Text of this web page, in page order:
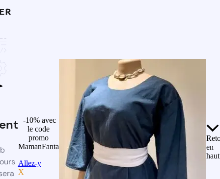
-10% avec
le code
promo
MamanFanta
Allez-y
X
en
haut